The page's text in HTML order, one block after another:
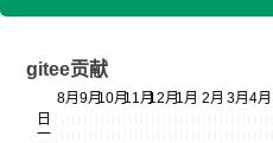
gitee贡献